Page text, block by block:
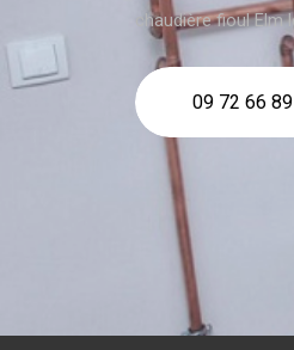
chaudière fioul
09 72 66